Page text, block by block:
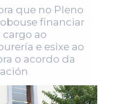
que no Pleno
financiar
cargo ao
e esixe ao
o acordo da